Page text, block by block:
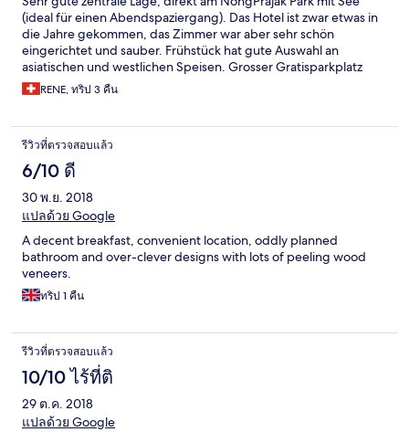
(ideal für einen Abendspaziergang). Das Hotel ist zwar etwas in
die Jahre gekommen, das Zimmer war aber sehr schön
eingerichtet und sauber. Frühstück hat gute Auswahl an
asiatischen und westlichen Speisen. Grosser Gratisparkplatz
hinter dem Hotel. Hotel ist vom Flugplatz aus einfach zu
erreichen. Etwas nachteilig war das Zimmer im 5.Stock, direkt
Veranstaltungen wurden aber jeweils kurz nach 22 Uhr
beendet. Danach war das Zimmer sehr ruhig. Wäschewaschen
wurde zu einem guten Preis innerhalb weniger Stunden zu
unserer vollsten Zufriedenheit erledigt. Preis/Leistung ist
absolut okay.
RENE, ทริป 3 คืน
รีวิวที่ตรวจสอบแล้ว
6/10 ดี
30 พ.ย. 2018
แปลด้วย Google
A decent breakfast, convenient location, oddly planned
bathroom and over-clever designs with lots of peeling wood
veneers.
ทริป 1 คืน
รีวิวที่ตรวจสอบแล้ว
10/10 ไร้ที่ติ
29 ต.ค. 2018
แปลด้วย Google